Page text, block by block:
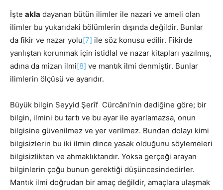
İşte akla dayanan bütün ilimler ile nazari ve ameli olan
ilimler bu yukarıdaki bölümlerin dışında değildir. Bunlar
da fikir ve nazar yolu[7] ile söz konusu edilir. Fikirde
yanlıştan korunmak için istidlal ve nazar kitapları yazılmış,
adına da mizan ilmi[8] ve mantık ilmi denmiştir. Bunlar
ilimlerin ölçüsü ve ayarıdır.
Büyük bilgin Seyyid Şerîf Cürcâni’nin dediğine göre; bir
bilgin, ilmini bu tartı ve bu ayar ile ayarlamazsa, onun
bilgisine güvenilmez ve yer verilmez. Bundan dolayı kimi
bilgisizlerin bu iki ilmin dince yasak olduğunu söylemeleri
bilgisizlikten ve ahmaklıktandır. Yoksa gerçeği arayan
bilginlerin çoğu bunun gerektiği düşüncesindedirler.
Mantık ilmi doğrudan bir amaç değildir, amaçlara ulaşmak